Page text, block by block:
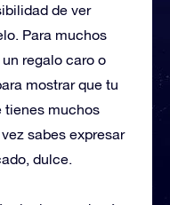
de ver
Para muchos
regalo caro o
mostrar que tu
tienes muchos
sabes expresar
dulce.